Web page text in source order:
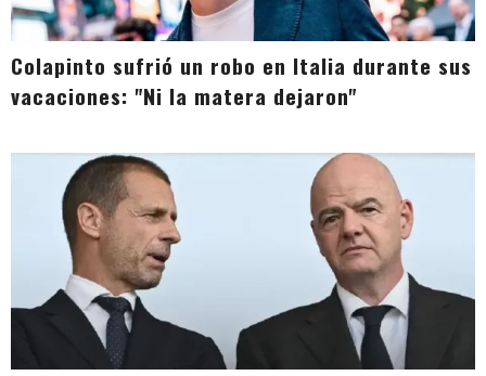
Colapinto sufrió un robo en Italia durante sus
vacaciones: "Ni la matera dejaron"